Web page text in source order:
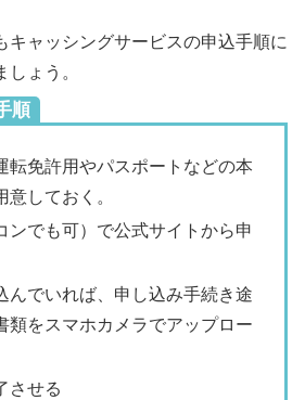
キャッシングサービスの申込手順に
ょう。
順
転免許用やパスポートなどの本
意しておく。
ンでも可）で公式サイトから申
んでいれば、申し込み手続き途
類をスマホカメラでアップロー
させる